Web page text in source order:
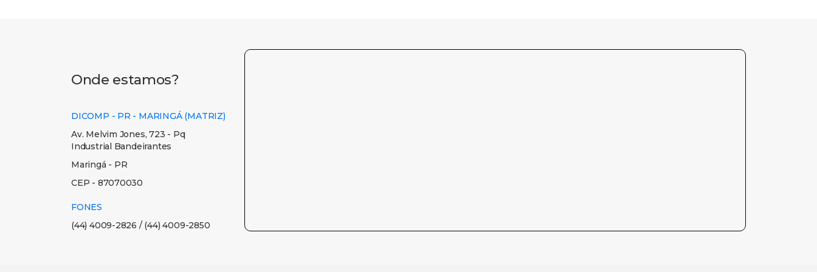
Onde estamos?
DICOMP - PR - MARINGÁ (MATRIZ)
Av. Melvim Jones, 723 - Pq
Industrial Bandeirantes
Maringá - PR
CEP - 87070030
FONES
(44) 4009-2826 / (44) 4009-2850